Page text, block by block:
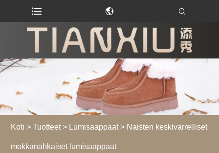
Koti > Tuotteet> Lumisaappaat> Naisten keskivarrelliset
mokkanahkaiset lumisaappaat